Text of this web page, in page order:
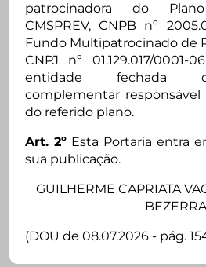
patrocinadora do
CMSPREV, CNPB nº
Fundo Multipatrocinado de
CNPJ nº 01.129.017/
entidade fechada
complementar responsável
do referido plano.
Art. 2º Esta Portaria entra
sua publicação.
GUILHERME CAPRIATA
BEZERRA
(DOU de 08.07.2026 - pág.